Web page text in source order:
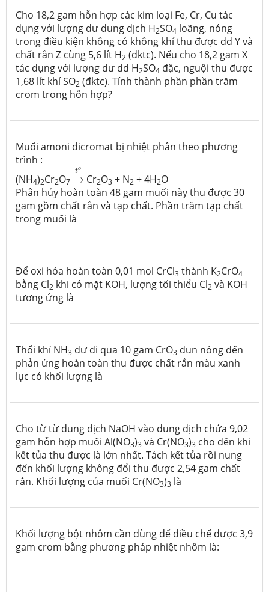
Cho 18,2 gam hỗn hợp các kim loại Fe, Cr, Cu tác
dụng với lượng dư dung dịch H2SO4 loãng, nóng
trong điều kiện không có không khí thu được dd Y và
chất rắn Z cùng 5,6 lít H2 (đktc). Nếu cho 18,2 gam X
tác dụng với lượng dư dd H2SO4 đặc, nguội thu được
1,68 lít khí SO2 (đktc). Tính thành phần phần trăm
crom trong hỗn hợp?
Muối amoni đicromat bị nhiệt phân theo phương
trình :
(NH4)2Cr2O7
to
→
→
Cr2O3 + N2 + 4H2O
Phân hủy hoàn toàn 48 gam muối này thu được 30
gam gồm chất rắn và tạp chất. Phần trăm tạp chất
trong muối là
Để oxi hóa hoàn toàn 0,01 mol CrCl3 thành K2CrO4
bằng Cl2 khi có mặt KOH, lượng tối thiểu Cl2 và KOH
tương ứng là
Thổi khí NH3 dư đi qua 10 gam CrO3 đun nóng đến
phản ứng hoàn toàn thu được chất rắn màu xanh
lục có khối lượng là
Cho từ từ dung dịch NaOH vào dung dịch chứa 9,02
gam hỗn hợp muối Al(NO3)3 và Cr(NO3)3 cho đến khi
kết tủa thu được là lớn nhất. Tách kết tủa rồi nung
đến khối lượng không đổi thu được 2,54 gam chất
rắn. Khối lượng của muối Cr(NO3)3 là
Khối lượng bột nhôm cần dùng để điều chế được 3,9
gam crom bằng phương pháp nhiệt nhôm là: